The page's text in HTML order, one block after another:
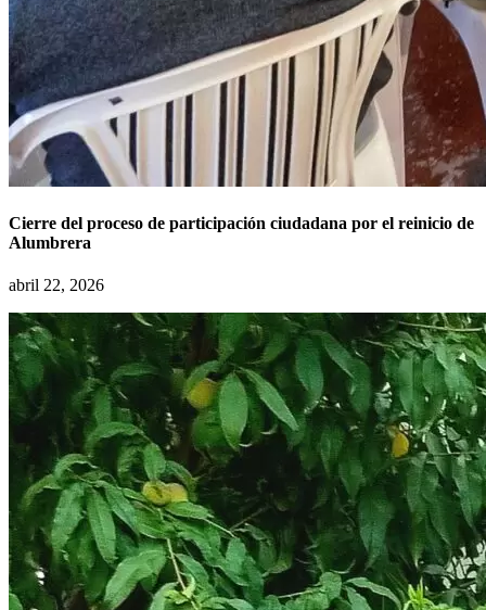
Cierre del proceso de participación ciudadana por el reinicio de
Alumbrera
abril 22, 2026